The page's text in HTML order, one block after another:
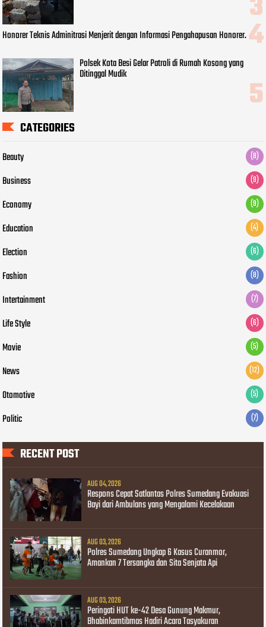
Honorer Teknis Adminitrasi Menjerit dengan Informasi Pengahapusan Honorer.
Polsek Kota Besi Gelar Patroli di Rumah Kosong yang
Ditinggal Mudik
CATEGORIES
Beauty (8)
Business (9)
Economy (9)
Education (4)
Election (6)
Fashion (8)
Intertainment (7)
Life Style (6)
Movie (5)
News (12)
Otomotive (5)
Politic (7)
RECENT POST
AUG 04, 2026
Respons Cepat Satlantas Polres Sumedang Evakuasi
Bayi dari Ambulans yang Mengalami Kecelakaan
AUG 03, 2026
Polres Sumedang Ungkap 6 Kasus Curanmor,
Amankan 7 Tersangka dan Sita Senjata Api
AUG 03, 2026
Peringati HUT ke-42 Desa Gunung Makmur,
Bhabinkamtibmas Hadiri Acara Tasyakuran